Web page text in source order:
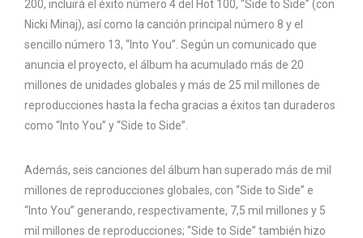
200, incluirá el éxito número 4 del Hot 100, “Side to Side” (con
Nicki Minaj), así como la canción principal número 8 y el
sencillo número 13, “Into You”. Según un comunicado que
anuncia el proyecto, el álbum ha acumulado más de 20
millones de unidades globales y más de 25 mil millones de
reproducciones hasta la fecha gracias a éxitos tan duraderos
como “Into You” y “Side to Side”.
Además, seis canciones del álbum han superado más de mil
millones de reproducciones globales, con “Side to Side” e
“Into You” generando, respectivamente, 7,5 mil millones y 5
mil millones de reproducciones; “Side to Side” también hizo